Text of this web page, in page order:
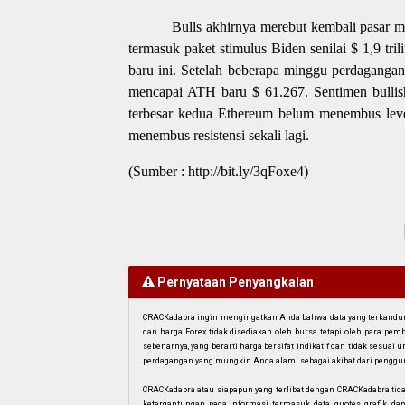
Bulls akhirnya merebut kembali pasar
termasuk paket stimulus Biden senilai $ 1,9
baru ini. Setelah beberapa minggu
mencapai ATH baru $ 61.267. Sentimen
terbesar kedua Ethereum belum menembus
menembus resistensi sekali lagi.
(Sumber : http://bit.ly/3qFoxe4)
Pernyataan Penyangkalan
CRACKadabra ingin mengingatkan Anda bahwa data yang
dan harga Forex tidak disediakan oleh bursa tetapi oleh para
sebenarnya, yang berarti harga bersifat indikatif dan tidak sesuai
perdagangan yang mungkin Anda alami sebagai akibat dari
CRACKadabra atau siapapun yang terlibat dengan CRACKadabra